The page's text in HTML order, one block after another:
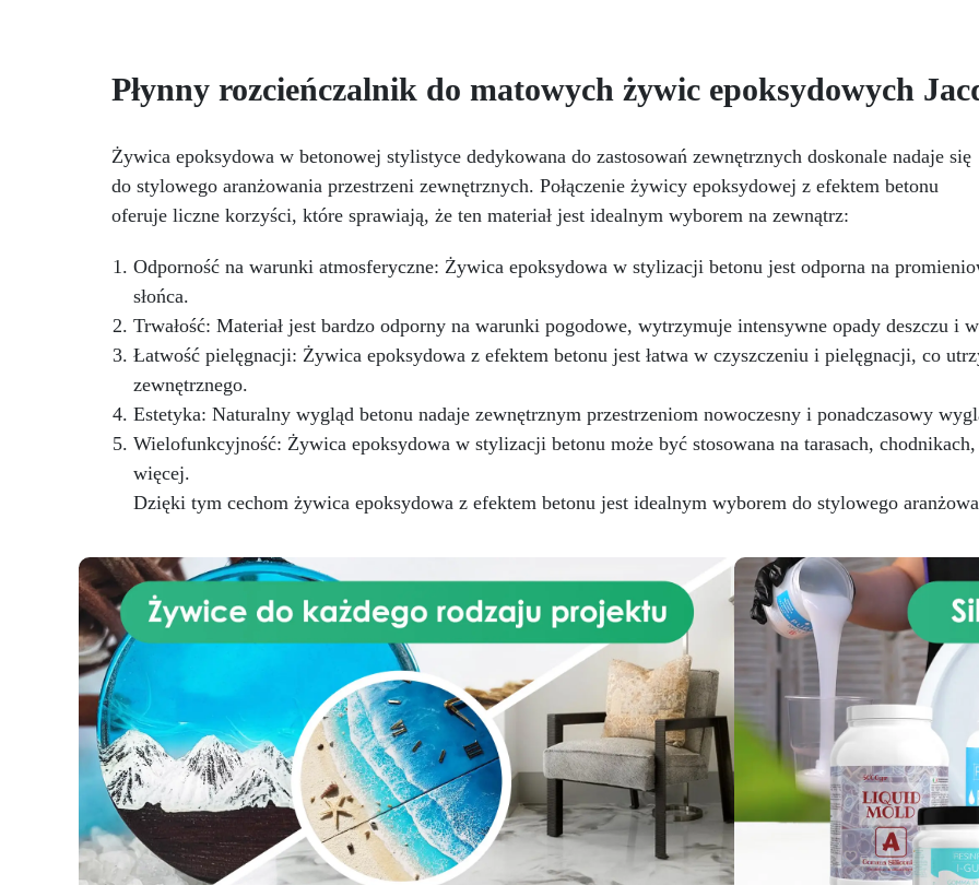
uzyskać eksplozję koloru! Aby
uzyskać efekt eksplozji,
zmianę z innymi barwnikami z
uzyskania efektu eksplozji –
stosowany w połączeniu z
Wszechstronność: Doskonały do
tworzenia unikalnych dzieł
sztuki, dodając głębię i dynamikę
powierzchniom z żywicy.
Płynny rozcieńczalnik do matowych żywic epoksydowych
Żywica epoksydowa w betonowej stylistyce dedykowana do zastosowań zewnętrznych doskonale nadaje się
do stylowego aranżowania przestrzeni zewnętrznych. Połączenie żywicy epoksydowej z efektem betonu
oferuje liczne korzyści, które sprawiają, że ten materiał jest idealnym wyborem na zewnątrz:
Odporność na warunki atmosferyczne: Żywica epoksydowa w stylizacji betonu jest odporna na
słońca.
Trwałość: Materiał jest bardzo odporny na warunki pogodowe, wytrzymuje intensywne opady deszczu i
Łatwość pielęgnacji: Żywica epoksydowa z efektem betonu jest łatwa w czyszczeniu i pielęgnacji, co
zewnętrznego.
Estetyka: Naturalny wygląd betonu nadaje zewnętrznym przestrzeniom nowoczesny i ponadczasowy
Wielofunkcyjność: Żywica epoksydowa w stylizacji betonu może być stosowana na tarasach,
więcej.
Dzięki tym cechom żywica epoksydowa z efektem betonu jest idealnym wyborem do stylowego